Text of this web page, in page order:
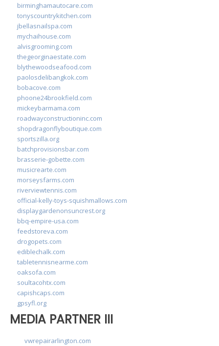
birminghamautocare.com
tonyscountrykitchen.com
jbellasnailspa.com
mychaihouse.com
alvisgrooming.com
thegeorginaestate.com
blythewoodseafood.com
paolosdelibangkok.com
bobacove.com
phoone24brookfield.com
mickeybarmama.com
roadwayconstructioninc.com
shopdragonflyboutique.com
sportszilla.org
batchprovisionsbar.com
brasserie-gobette.com
musicrearte.com
morseysfarms.com
riverviewtennis.com
official-kelly-toys-squishmallows.com
displaygardenonsuncrest.org
bbq-empire-usa.com
feedstoreva.com
drogopets.com
ediblechalk.com
tabletennisnearme.com
oaksofa.com
soultacohtx.com
capishcaps.com
gpsyfl.org
MEDIA PARTNER III
vwrepairarlington.com